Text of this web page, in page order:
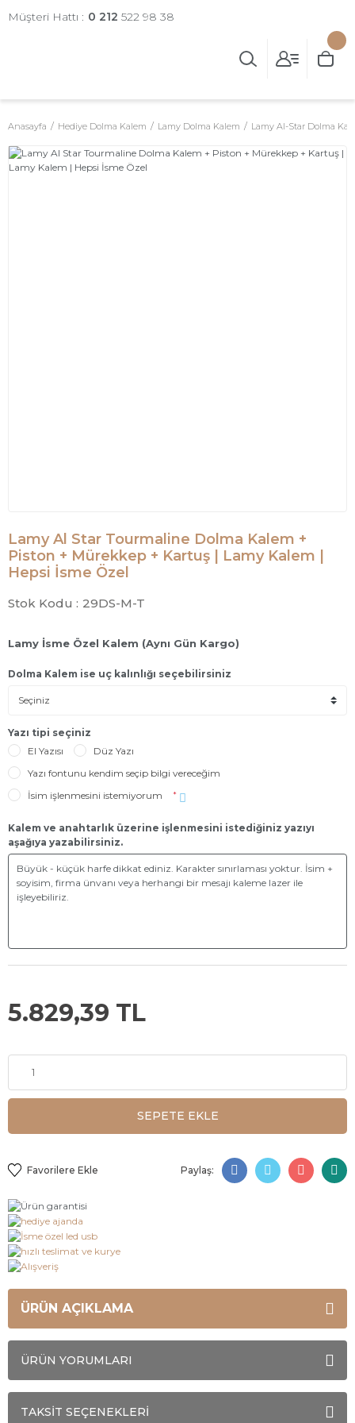
Müşteri Hattı : 0 212 522 98 38
Anasayfa Hediye Dolma Kalem Lamy Dolma Kalem Lamy Al-Star Dolma
Lamy Al Star Tourmaline Dolma Kalem +
Piston + Mürekkep + Kartuş | Lamy Kalem |
Hepsi İsme Özel
Stok Kodu : 29DS-M-T
Lamy İsme Özel Kalem (Aynı Gün Kargo)
Dolma Kalem ise uç kalınlığı seçebilirsiniz
Yazı tipi seçiniz
El Yazısı
Düz Yazı
Yazı fontunu kendim seçip bilgi vereceğim
İsim işlenmesini istemiyorum
*
Kalem ve anahtarlık üzerine işlenmesini istediğiniz yazıyı
aşağıya yazabilirsiniz.
5.829,39 TL
SEPETE EKLE
Paylaş:
ÜRÜN AÇIKLAMA
ÜRÜN YORUMLARI
TAKSİT SEÇENEKLERİ